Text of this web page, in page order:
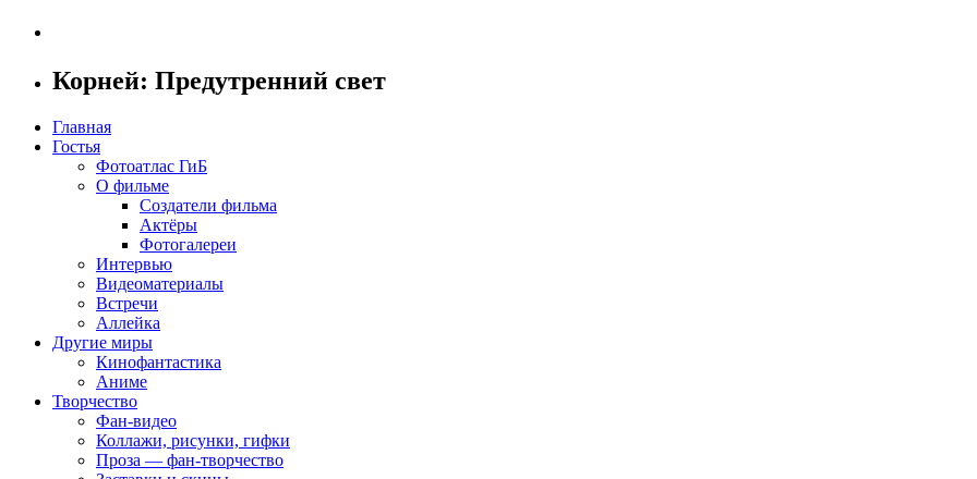
Корней: Предутренний свет
Главная
Гостья
Фотоатлас ГиБ
О фильме
Создатели фильма
Актёры
Фотогалереи
Интервью
Видеоматериалы
Встречи
Аллейка
Другие миры
Кинофантастика
Аниме
Творчество
Фан-видео
Коллажи, рисунки, гифки
Проза — фан-творчество